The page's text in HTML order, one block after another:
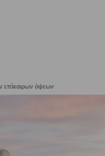
επίκαιρων όψεων